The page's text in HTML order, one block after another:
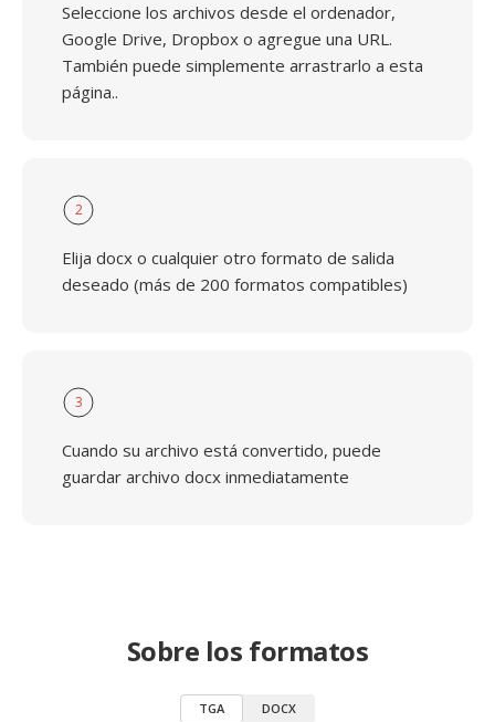
Seleccione los archivos desde el ordenador,
Google Drive, Dropbox o agregue una URL.
También puede simplemente arrastrarlo a esta
página..
2
Elija docx o cualquier otro formato de salida
deseado (más de 200 formatos compatibles)
3
Cuando su archivo está convertido, puede
guardar archivo docx inmediatamente
Sobre los formatos
TGA DOCX